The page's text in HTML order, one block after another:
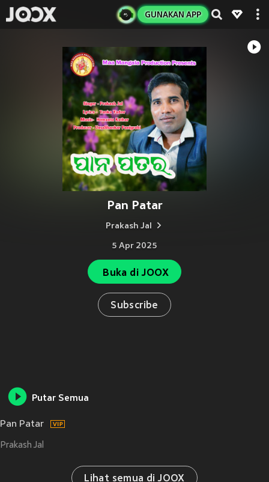
GUNAKAN APP
Pan Patar
Prakash Jal
5 Apr 2025
Buka di JOOX
Subscribe
Putar Semua
Pan Patar
Prakash Jal
Lihat semua di JOOX